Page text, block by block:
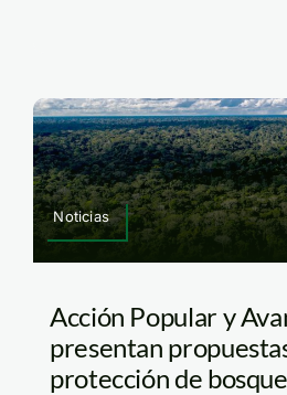
Noticias
Acción Popular y
presentan
protección de